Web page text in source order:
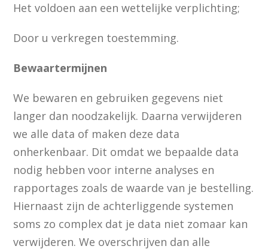
Het voldoen aan een wettelijke verplichting;
Door u verkregen toestemming.
Bewaartermijnen
We bewaren en gebruiken gegevens niet
langer dan noodzakelijk. Daarna verwijderen
we alle data of maken deze data
onherkenbaar. Dit omdat we bepaalde data
nodig hebben voor interne analyses en
rapportages zoals de waarde van je bestelling.
Hiernaast zijn de achterliggende systemen
soms zo complex dat je data niet zomaar kan
verwijderen. We overschrijven dan alle